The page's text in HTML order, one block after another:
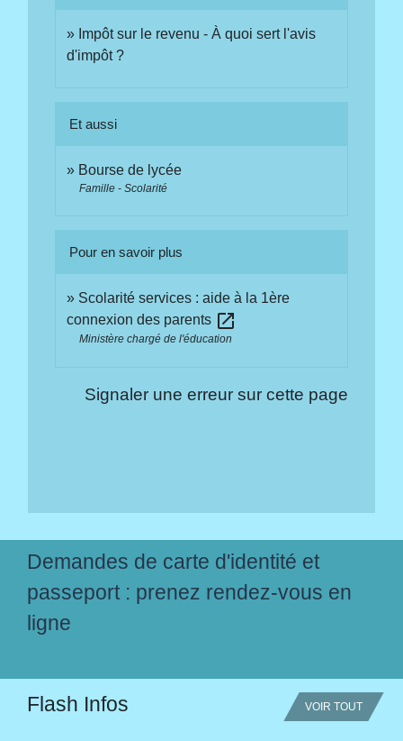
Impôt sur le revenu - À quoi sert l'avis
d'impôt ?
Et aussi
Bourse de lycée
Famille - Scolarité
Pour en savoir plus
Scolarité services : aide à la 1ère
connexion des parents open_in_new
Ministère chargé de l'éducation
Signaler une erreur sur cette page
Demandes de carte d'identité et
passeport : prenez rendez-vous en
ligne
Flash Infos VOIR TOUT